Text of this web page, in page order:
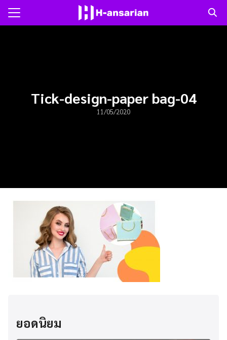
Skip
Tick-design-paper bag-04
11/05/2020
ยอดนิยม